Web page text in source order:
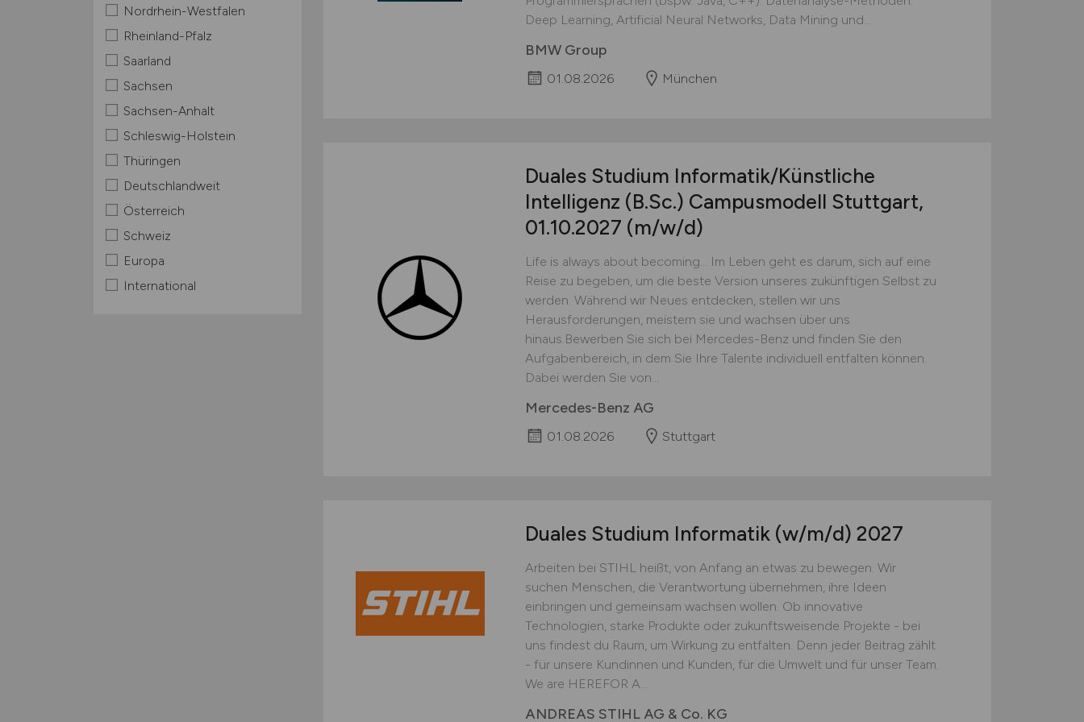
Nordrhein-Westfalen
Rheinland-Pfalz
Saarland
Sachsen
Sachsen-Anhalt
Schleswig-Holstein
Thüringen
Deutschlandweit
Österreich
Schweiz
Europa
International
Deep Learning, Artificial Neural Networks, Data Mining und...
BMW Group
01.08.2026 München
Duales Studium Informatik/Künstliche
Intelligenz (B.Sc.) Campusmodell Stuttgart,
01.10.2027 (m/w/d)
Life is always about becoming… Im Leben geht es darum, sich auf eine
Reise zu begeben, um die beste Version unseres zukünftigen Selbst zu
werden. Während wir Neues entdecken, stellen wir uns
Herausforderungen, meistern sie und wachsen über uns
hinaus.Bewerben Sie sich bei Mercedes-Benz und finden Sie den
Aufgabenbereich, in dem Sie Ihre Talente individuell entfalten können.
Dabei werden Sie von...
Mercedes-Benz AG
01.08.2026 Stuttgart
Duales Studium Informatik (w/m/d) 2027
Arbeiten bei STIHL heißt, von Anfang an etwas zu bewegen. Wir
suchen Menschen, die Verantwortung übernehmen, ihre Ideen
einbringen und gemeinsam wachsen wollen. Ob innovative
Technologien, starke Produkte oder zukunftsweisende Projekte - bei
uns findest du Raum, um Wirkung zu entfalten. Denn jeder Beitrag zählt
- für unsere Kundinnen und Kunden, für die Umwelt und für unser Team.
We are HEREFOR A...
ANDREAS STIHL AG & Co. KG